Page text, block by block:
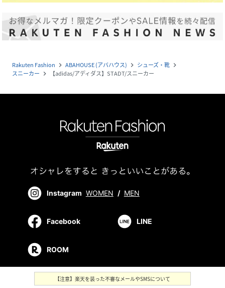
Rakuten Fashion navigate_next ABAHOUSE (アバハウス) navigate_next シューズ・靴 navigate_next
スニーカー navigate_next 【adidas/アディダス】STADT/スニーカー
Instagram WOMEN / MEN
Facebook LINE
ROOM
【注意】楽天を装った不審なメールやSMSについて